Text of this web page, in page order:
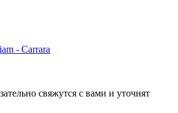
- Carrara
свяжутся с вами и уточнят